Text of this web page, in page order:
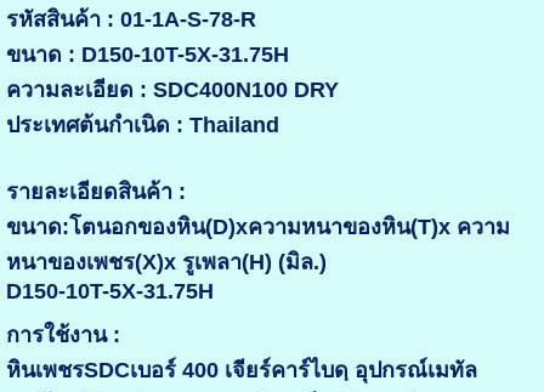
รหัสสินค้า : 01-1A-S-78-R
ขนาด : D150-10T-5X-31.75H
ความละเอียด : SDC400N100 DRY
ประเทศต้นกำเนิด : Thailand
รายละเอียดสินค้า :
ขนาด:โตนอกของหิน(D)xความหนาของหิน(T)x ความ
หนาของเพชร(X)x รูเพลา(H) (มิล.)
D150-10T-5X-31.75H
การใช้งาน :
หินเพชรSDCเบอร์ 400 เจียร์คาร์ไบดฺ อุปกรณ์เมทัล